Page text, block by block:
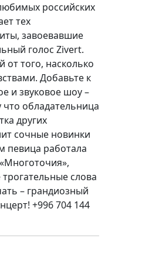
российских
тех
завоевавшие
голос Zivert.
того, насколько
Добавьте к
и звуковое шоу –
обладательница
других
сочные новинки
певица работала
слова
– грандиозный
+996 704 144